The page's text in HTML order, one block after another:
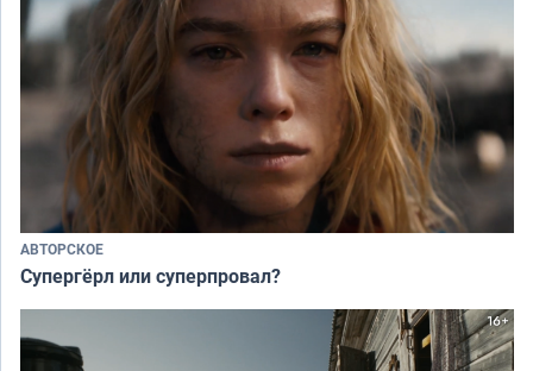
АВТОРСКОЕ
Супергёрл или суперпровал?